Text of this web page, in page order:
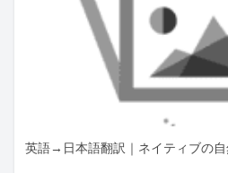
英語→日本語翻訳｜ネイティブの